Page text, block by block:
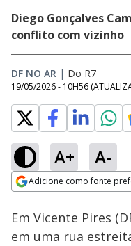
Diego Gonçalves
conflito com vizinho
DF NO AR | Do R7
19/05/2026 - 10H56
A+ A-
Adicione como fonte
Ativar
Loaded
31.63%
Em Vicente Pires
em uma rua